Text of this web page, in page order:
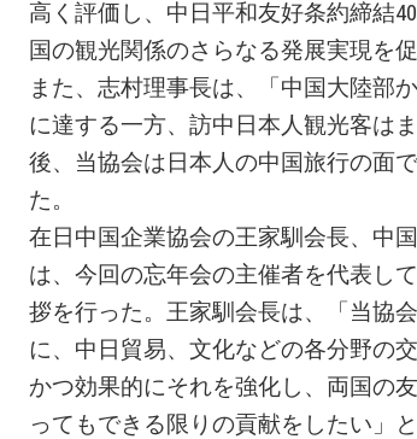
高く評価し、中日平和友好条約締結
国の観光関係のさらなる発展実現を
また、志村理事長は、「中国大陸部
に達する一方、訪中日本人観光客は
後、当協会は日本人の中国旅行の面
た。
在日中国企業協会の王家馴会長、中
は、今回の忘年会の主催者を代表し
拶を行った。王家馴会長は、「当協
に、中日貿易、文化などの各分野の
かつ効果的にそれを強化し、両国の
ってもできる限りの貢献をしたい」と